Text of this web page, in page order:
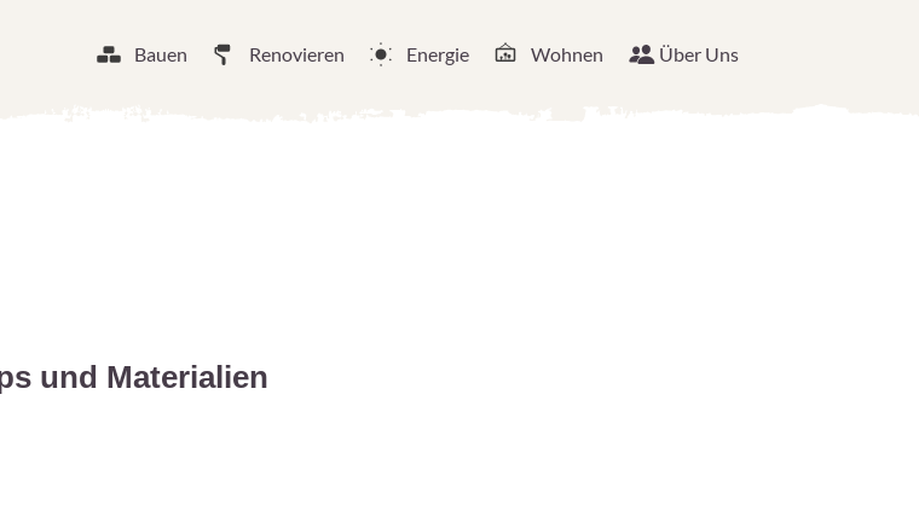
Bauen Renovieren Energie Wohnen Über Uns
und Materialien